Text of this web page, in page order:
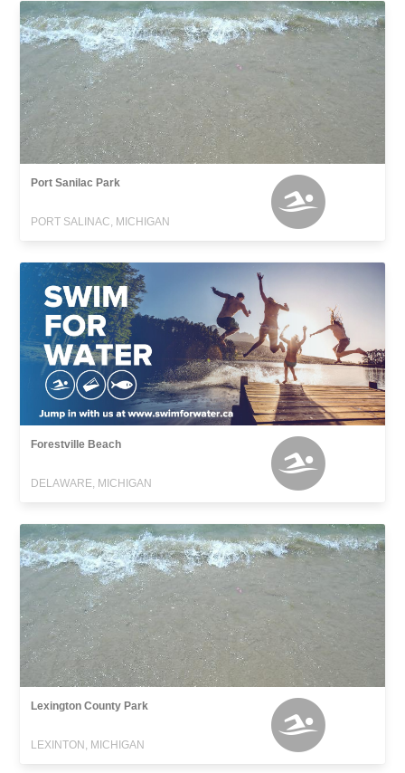
Port Sanilac Park
PORT SALINAC, MICHIGAN
Forestville Beach
DELAWARE, MICHIGAN
Lexington County Park
LEXINTON, MICHIGAN